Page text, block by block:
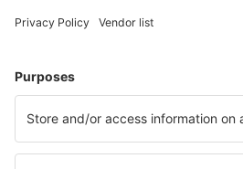
Ida
9 nov (seg) LIS - MXP
15:10 18:55 2h 45min